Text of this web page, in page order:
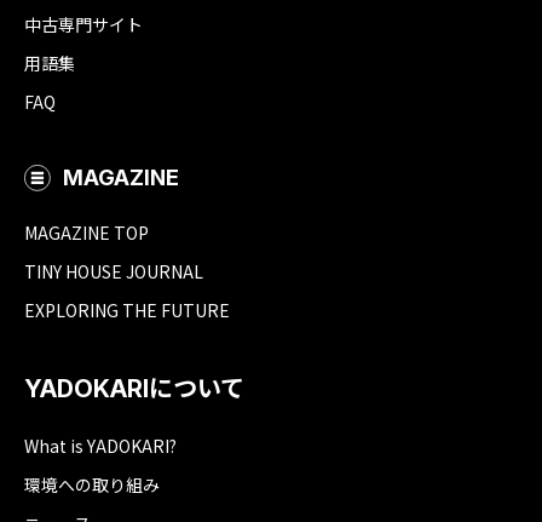
中古専門サイト
用語集
FAQ
MAGAZINE
MAGAZINE TOP
TINY HOUSE JOURNAL
EXPLORING THE FUTURE
YADOKARIについて
What is YADOKARI?
環境への取り組み